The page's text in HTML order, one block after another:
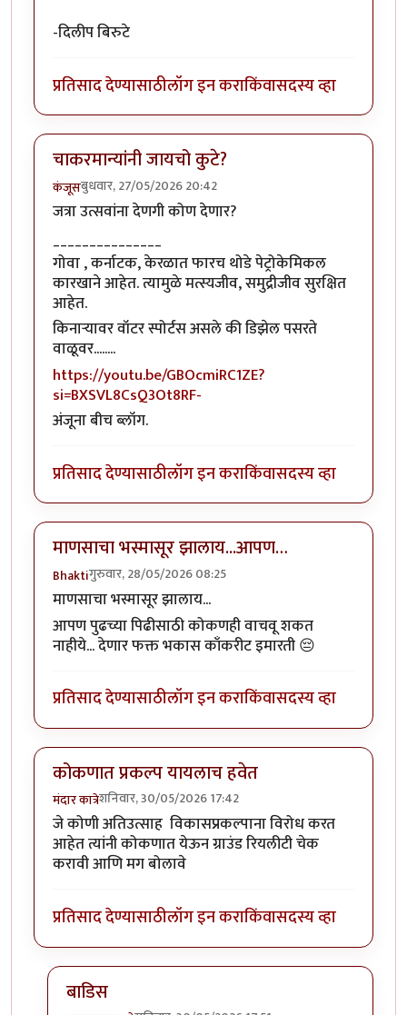
-दिलीप बिरुटे
प्रतिसाद देण्यासाठीलॉग इन कराकिंवासदस्य व्हा
चाकरमान्यांनी जायचो कुटे?
कंजूसबुधवार, 27/05/2026 20:42
जत्रा उत्सवांना देणगी कोण देणार?
गोवा , कर्नाटक, केरळात फारच थोडे पेट्रोकेमिकल
कारखाने आहेत. त्यामुळे मत्स्यजीव, समुद्रीजीव सुरक्षित
आहेत.
किनाऱ्यावर वॉटर स्पोर्टस असले की डिझेल पसरते
वाळूवर........
https://youtu.be/GBOcmiRC1ZE?
si=BXSVL8CsQ3Ot8RF-
अंजूना बीच ब्लॉग.
प्रतिसाद देण्यासाठीलॉग इन कराकिंवासदस्य व्हा
माणसाचा भस्मासूर झालाय...आपण…
Bhaktiगुरुवार, 28/05/2026 08:25
माणसाचा भस्मासूर झालाय...
आपण पुढच्या पिढीसाठी कोकणही वाचवू शकत
नाहीये... देणार फक्त भकास काँकरीट इमारती 😔
प्रतिसाद देण्यासाठीलॉग इन कराकिंवासदस्य व्हा
कोकणात प्रकल्प यायलाच हवेत
मंदार कात्रेशनिवार, 30/05/2026 17:42
जे कोणी अतिउत्साह विकासप्रकल्पाना विरोध करत
आहेत त्यांनी कोकणात येऊन ग्राउंड रियलीटी चेक
करावी आणि मग बोलावे
प्रतिसाद देण्यासाठीलॉग इन कराकिंवासदस्य व्हा
बाडिस